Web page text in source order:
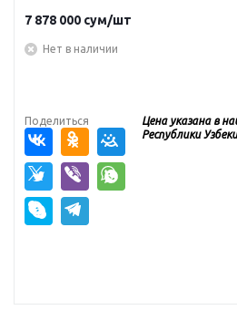
7 878 000 сум/шт
Нет в наличии
Поделиться
Цена указана в
Республики